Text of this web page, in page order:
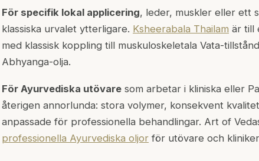
För specifik lokal applicering, leder, muskler eller ett
klassiska urvalet ytterligare. Ksheerabala Thailam är till
med klassisk koppling till muskuloskeletala Vata-
Abhyanga-olja.
För Ayurvediska utövare som arbetar i kliniska eller
återigen annorlunda: stora volymer, konsekvent
anpassade för professionella behandlingar. Art of
professionella Ayurvediska oljor för utövare och